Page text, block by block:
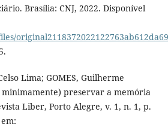
Brasília: CNJ, 2022. Disponível
Lima; GOMES, Guilherme
preservar a memória
Liber, Porto Alegre, v. 1, n. 1, p.